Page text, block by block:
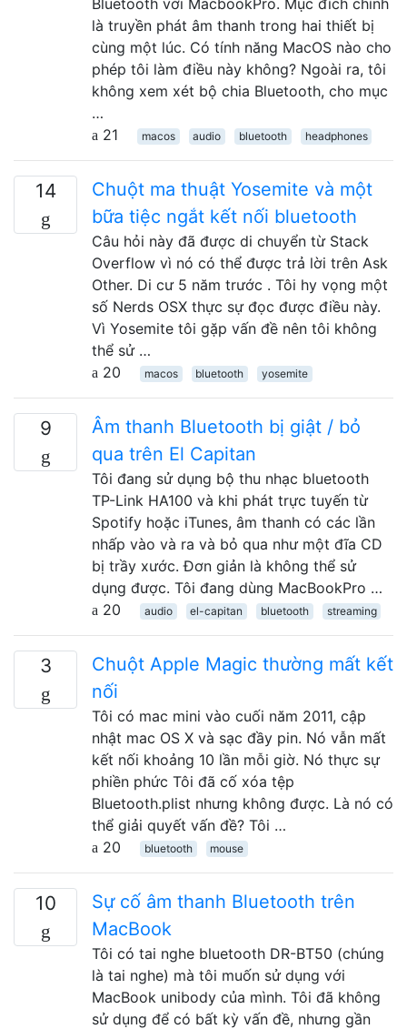
là truyền phát âm thanh trong hai thiết bị
cùng một lúc. Có tính năng MacOS nào cho
phép tôi làm điều này không? Ngoài ra, tôi
không xem xét bộ chia Bluetooth, cho mục
…
21
macos audio bluetooth headphones
14
Chuột ma thuật Yosemite và một
bữa tiệc ngắt kết nối bluetooth
Câu hỏi này đã được di chuyển từ Stack
Overflow vì nó có thể được trả lời trên Ask
Other. Di cư 5 năm trước . Tôi hy vọng một
số Nerds OSX thực sự đọc được điều này.
Vì Yosemite tôi gặp vấn đề nên tôi không
thể sử …
20
macos bluetooth yosemite
9
Âm thanh Bluetooth bị giật / bỏ
qua trên El Capitan
Tôi đang sử dụng bộ thu nhạc bluetooth
TP-Link HA100 và khi phát trực tuyến từ
Spotify hoặc iTunes, âm thanh có các lần
nhấp vào và ra và bỏ qua như một đĩa CD
bị trầy xước. Đơn giản là không thể sử
dụng được. Tôi đang dùng MacBookPro …
20
audio el-capitan bluetooth streaming
3
Chuột Apple Magic thường mất kết
nối
Tôi có mac mini vào cuối năm 2011, cập
nhật mac OS X và sạc đầy pin. Nó vẫn mất
kết nối khoảng 10 lần mỗi giờ. Nó thực sự
phiền phức Tôi đã cố xóa tệp
Bluetooth.plist nhưng không được. Là nó có
thể giải quyết vấn đề? Tôi …
20
bluetooth mouse
10
Sự cố âm thanh Bluetooth trên
MacBook
Tôi có tai nghe bluetooth DR-BT50 (chúng
là tai nghe) mà tôi muốn sử dụng với
MacBook unibody của mình. Tôi đã không
sử dụng để có bất kỳ vấn đề, nhưng gần